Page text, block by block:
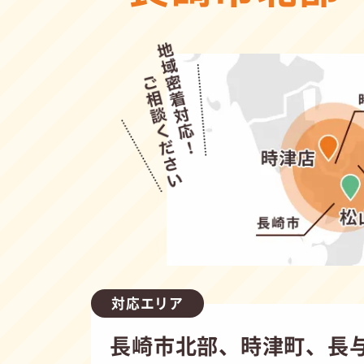
対応エリア
長崎市北部、時津町、長